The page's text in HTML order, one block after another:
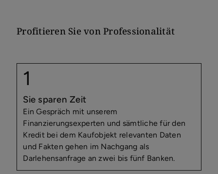
Profitieren Sie von Professionalität
Sie sparen Zeit
Ein Gespräch mit unserem
Finanzierungsexperten und sämtliche für den
Kredit bei dem Kaufobjekt relevanten Daten
und Fakten gehen im Nachgang als
Darlehensanfrage an zwei bis fünf Banken.